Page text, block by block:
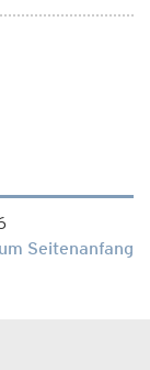
Seitenanfang